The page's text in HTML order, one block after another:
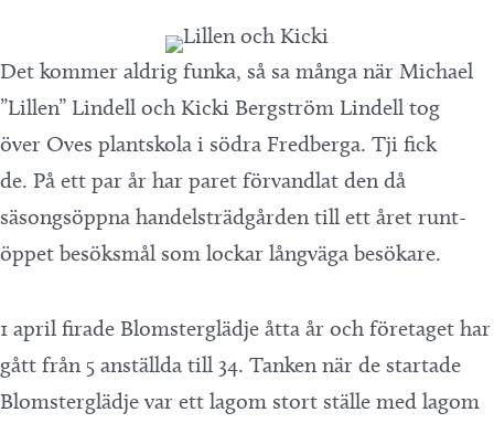
Det kommer aldrig funka, så sa många när Michael
”Lillen” Lindell och Kicki Bergström Lindell tog
över Oves plantskola i södra Fredberga. Tji fick
de. På ett par år har paret förvandlat den då
säsongsöppna handelsträdgården till ett året runt-
öppet besöksmål som lockar långväga besökare.
1 april firade Blomsterglädje åtta år och företaget har
gått från 5 anställda till 34. Tanken när de startade
Blomsterglädje var ett lagom stort ställe med lagom